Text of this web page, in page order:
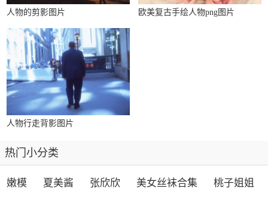
人物的剪影图片 欧美复古手绘人物png图片
人物行走背影图片
热门小分类
嫩模 夏美酱 张欣欣 美女丝袜合集 桃子姐姐